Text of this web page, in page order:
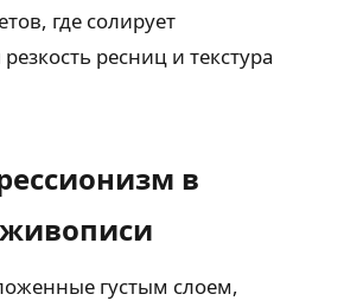
где солирует
ресниц и текстура
в
густым слоем,